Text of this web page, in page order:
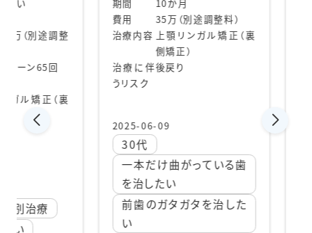
途調整
ン65回
正（裏
療
10か月
35万（別途調整料）
治療内容上顎リンガル矯正（裏
側矯正）
治療に伴
うリスク
後戻り
2025-06-09
一本だけ曲がっている歯
を治したい
前歯のガタガタを治した